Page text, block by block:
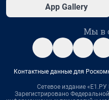
App Gallery
Мы в
Контактные данные для
Сетевое издание
Зарегистрировано